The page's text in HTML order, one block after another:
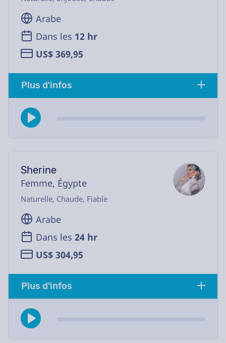
Arabe
Dans les 12 hr
US$ 369,95
Plus d'infos
Sherine
Femme, Égypte
Naturelle, Chaude, Fiable
Arabe
Dans les 24 hr
US$ 304,95
Plus d'infos